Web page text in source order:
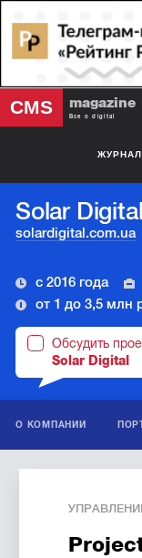
CMS magazine
Все о digital
ЖУРНАЛ
Solar Digital
solardigital.com.ua
с 2016 года
от 1 до 3,5 млн
Обсудить
Solar Digital
О КОМПАНИИ